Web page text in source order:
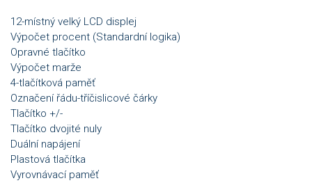
12-místný velký LCD displej
Výpočet procent (Standardní logika)
Opravné tlačítko
Výpočet marže
4-tlačítková paměť
Označení řádu-tříčislicové čárky
Tlačítko +/-
Tlačítko dvojité nuly
Duální napájení
Plastová tlačítka
Vyrovnávací paměť